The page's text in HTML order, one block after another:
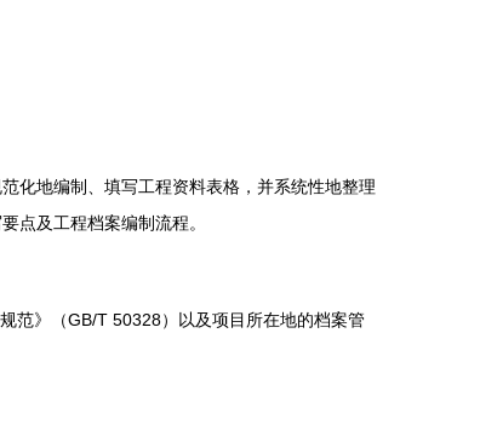
化地编制、填写工程资料表格，并系统性地整理
点及工程档案编制流程。
范》（GB/T 50328）以及项目所在地的档案管